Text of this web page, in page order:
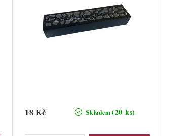
Skladem(20 ks)
18 Kč